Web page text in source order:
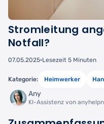
Stromleitung
Notfall?
07.05.2025 Lesezeit 5 Minuten
Kategorie: Heimwerker
Any
KI-Assistenz von